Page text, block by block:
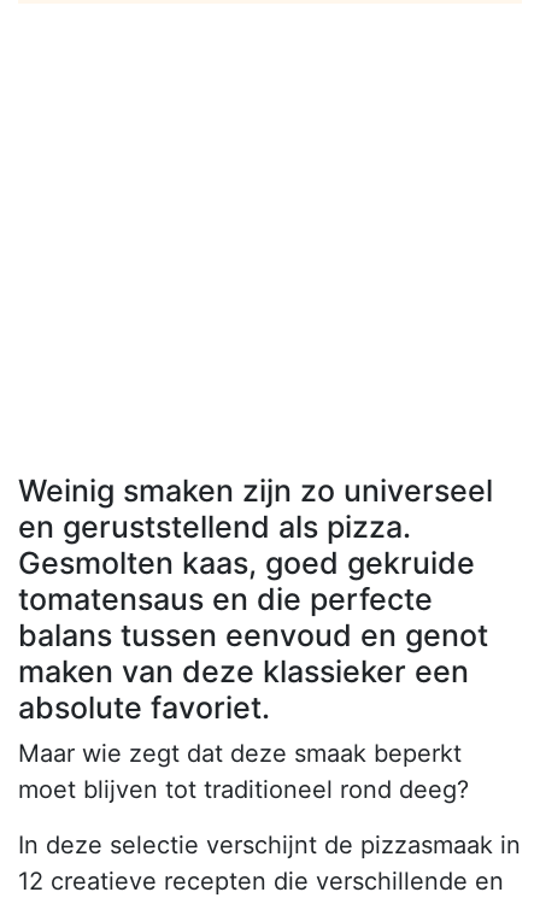
Weinig smaken zijn zo universeel
en geruststellend als pizza.
Gesmolten kaas, goed gekruide
tomatensaus en die perfecte
balans tussen eenvoud en genot
maken van deze klassieker een
absolute favoriet.
Maar wie zegt dat deze smaak beperkt
moet blijven tot traditioneel rond deeg?
In deze selectie verschijnt de pizzasmaak in
12 creatieve recepten die verschillende en